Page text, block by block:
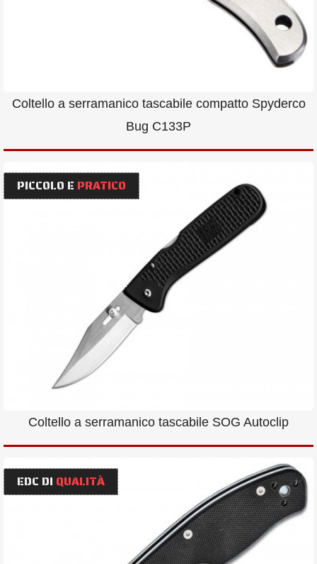
Coltello a serramanico tascabile compatto Spyderco
Bug C133P
PICCOLO E PRATICO
Coltello a serramanico tascabile SOG Autoclip
EDC DI QUALITÀ